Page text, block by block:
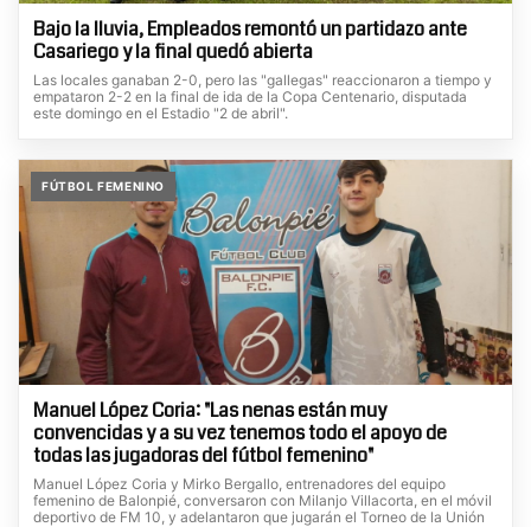
Bajo la lluvia, Empleados remontó un partidazo ante
Casariego y la final quedó abierta
Las locales ganaban 2-0, pero las "gallegas" reaccionaron a tiempo y
empataron 2-2 en la final de ida de la Copa Centenario, disputada
este domingo en el Estadio "2 de abril".
FÚTBOL FEMENINO
Manuel López Coria: "Las nenas están muy
convencidas y a su vez tenemos todo el apoyo de
todas las jugadoras del fútbol femenino"
Manuel López Coria y Mirko Bergallo, entrenadores del equipo
femenino de Balonpié, conversaron con Milanjo Villacorta, en el móvil
deportivo de FM 10, y adelantaron que jugarán el Torneo de la Unión